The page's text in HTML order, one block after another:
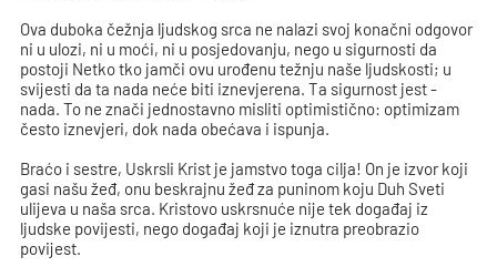
Ova duboka čežnja ljudskog srca ne nalazi svoj konačni odgovor
ni u ulozi, ni u moći, ni u posjedovanju, nego u sigurnosti da
postoji Netko tko jamči ovu urođenu težnju naše ljudskosti; u
svijesti da ta nada neće biti iznevjerena. Ta sigurnost jest -
nada. To ne znači jednostavno misliti optimistično: optimizam
često iznevjeri, dok nada obećava i ispunja.
Braćo i sestre, Uskrsli Krist je jamstvo toga cilja! On je izvor koji
gasi našu žeđ, onu beskrajnu žeđ za puninom koju Duh Sveti
ulijeva u naša srca. Kristovo uskrsnuće nije tek događaj iz
ljudske povijesti, nego događaj koji je iznutra preobrazio
povijest.